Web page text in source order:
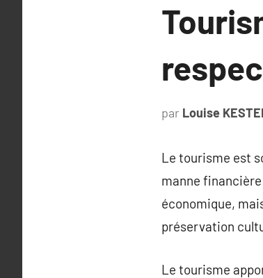
par Louise
Le tourisme est
manne
économique,
préservation
Le tourisme